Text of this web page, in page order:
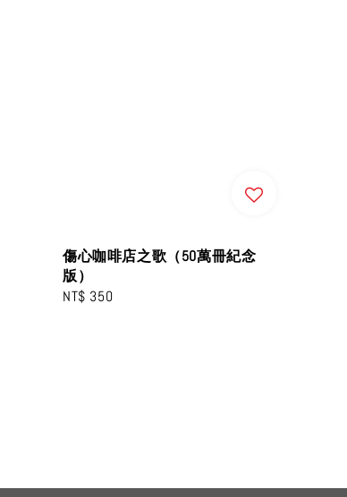
傷心咖啡店之歌（50萬冊紀念
版）
Regular
NT$ 350